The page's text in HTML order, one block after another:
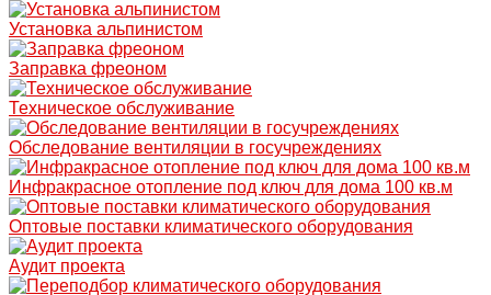
Установка альпинистом
Заправка фреоном
Техническое обслуживание
Обследование вентиляции в госучреждениях
Инфракрасное отопление под ключ для дома 100 кв.м
Оптовые поставки климатического оборудования
Аудит проекта